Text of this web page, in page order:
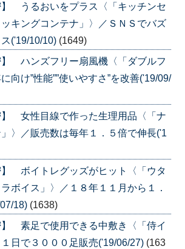
】 うるおいをプラス〈「キッチンセ
キングコンテナ」〉／ＳＮＳでバズ
('19/10/10) (1649)
】 ハンズフリー扇風機〈「ダブルフ
向け”性能””使いやすさ”を改善('19/09/
】 女性目線で作った生理用品〈「ナ
〉／販売数は毎年１．５倍で伸長('1
】 ボイトレグッズがヒット〈「ウタ
ボイス」〉／１８年１１月から１．
18) (1638)
】 素足で使用できる中敷き〈「侍イ
日で３０００足販売('19/06/27) (163